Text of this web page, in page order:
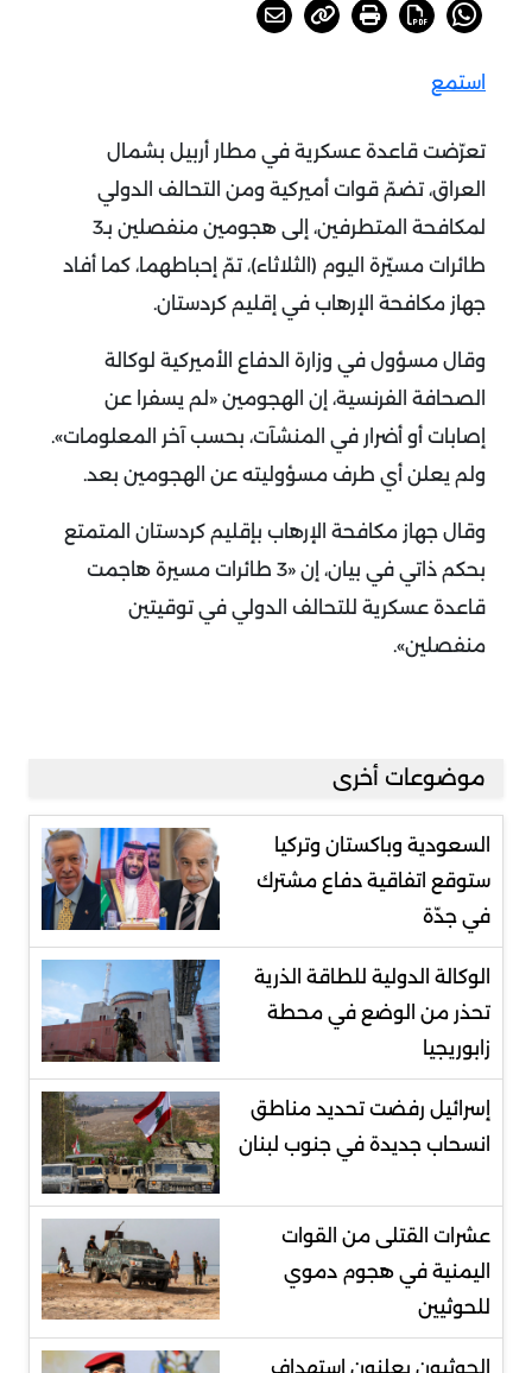
استمع
تعرّضت قاعدة عسكرية في مطار أربيل بشمال
العراق، تضمّ قوات أميركية ومن التحالف الدولي
لمكافحة المتطرفين، إلى هجومين منفصلين بـ3
طائرات مسيّرة اليوم (الثلاثاء)، تمّ إحباطهما، كما أفاد
جهاز مكافحة الإرهاب في إقليم كردستان.
وقال مسؤول في وزارة الدفاع الأميركية لوكالة
الصحافة الفرنسية، إن الهجومين «لم يسفرا عن
إصابات أو أضرار في المنشآت، بحسب آخر المعلومات».
ولم يعلن أي طرف مسؤوليته عن الهجومين بعد.
وقال جهاز مكافحة الإرهاب بإقليم كردستان المتمتع
بحكم ذاتي في بيان، إن «3 طائرات مسيرة هاجمت
قاعدة عسكرية للتحالف الدولي في توقيتين
منفصلين».
موضوعات أخرى
السعودية وباكستان وتركيا
ستوقع اتفاقية دفاع مشترك
في جدّة
الوكالة الدولية للطاقة الذرية
تحذر من الوضع في محطة
زابوريجيا
إسرائيل رفضت تحديد مناطق
انسحاب جديدة في جنوب لبنان
عشرات القتلى من القوات
اليمنية في هجوم دموي
للحوثيين
الحوثيون يعلنون استهداف